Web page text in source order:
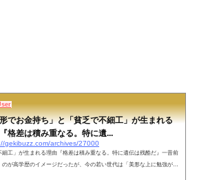
でお金持ち」と「貧乏で不細工」が生まれる
格差は積み重なる。特に遺...
gekibuzz.com/archives/27000
細工」が生まれる理由『格差は積み重なる。特に遺伝は残酷だ』一昔前
が高学歴のイメージだったが、今の若い世代は「美形な上に勉強がで